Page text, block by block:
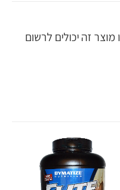
זה יכולים לרשום